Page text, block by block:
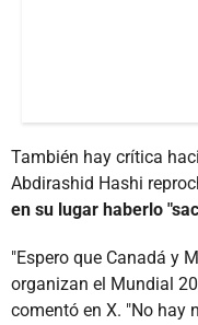
También hay crítica
Abdirashid Hashi
en su lugar haberlo
"Espero que Canadá y
organizan el Mundial
comentó en X. "No hay